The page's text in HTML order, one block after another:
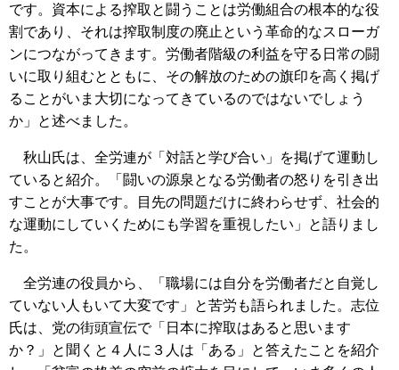
です。資本による搾取と闘うことは労働組合の根本的な役
割であり、それは搾取制度の廃止という革命的なスローガ
ンにつながってきます。労働者階級の利益を守る日常の闘
いに取り組むとともに、その解放のための旗印を高く掲げ
ることがいま大切になってきているのではないでしょう
か」と述べました。
秋山氏は、全労連が「対話と学び合い」を掲げて運動し
ていると紹介。「闘いの源泉となる労働者の怒りを引き出
すことが大事です。目先の問題だけに終わらせず、社会的
な運動にしていくためにも学習を重視したい」と語りまし
た。
全労連の役員から、「職場には自分を労働者だと自覚し
ていない人もいて大変です」と苦労も語られました。志位
氏は、党の街頭宣伝で「日本に搾取はあると思います
か？」と聞くと４人に３人は「ある」と答えたことを紹介